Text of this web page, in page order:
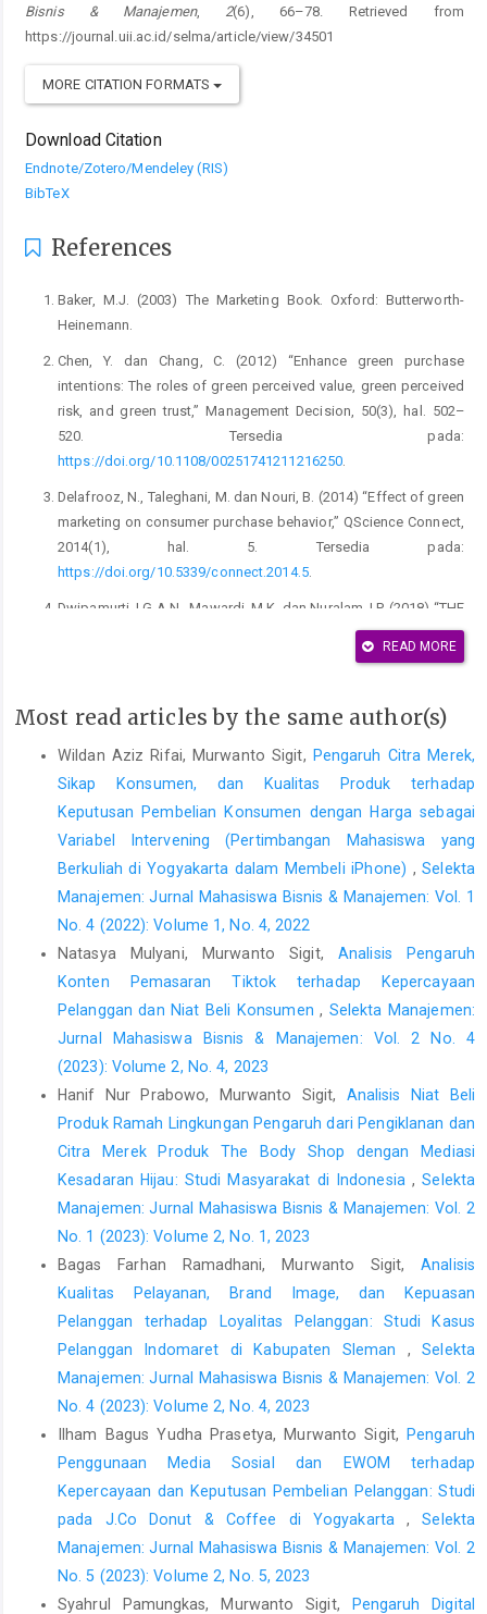
Bisnis & Manajemen, 2(6), 66–78. Retrieved from
https://journal.uii.ac.id/selma/article/view/34501
MORE CITATION FORMATS
Download Citation
Endnote/Zotero/Mendeley (RIS)
BibTeX
References
Baker, M.J. (2003) The Marketing Book. Oxford: Butterworth-
Heinemann.
Chen, Y. dan Chang, C. (2012) “Enhance green purchase
intentions: The roles of green perceived value, green perceived
risk, and green trust,” Management Decision, 50(3), hal. 502–
520. Tersedia pada:
https://doi.org/10.1108/00251741211216250.
Delafrooz, N., Taleghani, M. dan Nouri, B. (2014) “Effect of green
marketing on consumer purchase behavior,” QScience Connect,
2014(1), hal. 5. Tersedia pada:
https://doi.org/10.5339/connect.2014.5.
Dwipamurti, I.G.A.N., Mawardi, M.K. dan Nuralam, I.P. (2018) “THE
EFFECT OF GREEN MARKETING ON BRAND IMAGE AND
PURCHASE DECISION (Study on Consumer of Starbucks Café
57–64.
Examining the interactions between the organic label, product
type, and retail outlet,” Food Quality and Preference, 49, hal.
140–150. Tersedia pada:
https://doi.org/10.1016/j.foodqual.2015.11.013.
Gao, Y. (Lisa), Mattila, A.S. dan Lee, S. (2016) “A meta-analysis
of behavioral intentions for environment-friendly initiatives in
hospitality research,” International Journal of Hospitality
Management, 54, hal. 107–115. Tersedia pada:
https://doi.org/10.1016/j.ijhm.2016.01.010.
Genoveva Genoveva dan Samukti, D.R. (2020) “Green Marketing:
Strengthen the Brand Image and Increase the Consumers’
Purchase Decision,” MIX: Jurnal Ilmiah Manajemen, 10(3), hal.
367–384. Tersedia pada:
https://doi.org/10.22441/mix.2020.v10i3.004.
Gupta, S. dan Kumar, V. (2013) “Sustainability as corporate
culture of a brand for superior performance,” Journal of World
Business, 48(3), hal. 311–320. Tersedia pada:
https://doi.org/10.1016/j.jwb.2012.07.015
Hair, J.F. et al. (2014) Multivariate Data Analysis. 7 ed. Upper
Saddle River: Pearson Education.
Hien, N.N. et al. (2020) “The effect of country-of-origin image on
purchase intention: The mediating role of brand image and
brand evaluation,” Management Science Letters, 10(6), hal.
1205–1212. Tersedia pada:
https://doi.org/10.5267/j.msl.2019.11.038
Jasmani, J. dan Sunarsi, D. (2020) “The Influence of Product Mix,
Promotion Mix and Brand Image on Consumer Purchasing
Decisions of Sari Roti Products in South Tangerang,” PINISI
https://doi.org/10.26858/pdr.v1i1.13409
Kotler, P. dan Keller, K.L. (2016) Marketing Management. 15th ed.
READ MORE
Most read articles by the same author(s)
Wildan Aziz Rifai, Murwanto Sigit, Pengaruh Citra Merek,
Sikap Konsumen, dan Kualitas Produk terhadap
Keputusan Pembelian Konsumen dengan Harga sebagai
Variabel Intervening (Pertimbangan Mahasiswa yang
Berkuliah di Yogyakarta dalam Membeli iPhone) ,Selekta
Manajemen: Jurnal Mahasiswa Bisnis & Manajemen: Vol. 1
No. 4 (2022): Volume 1, No. 4, 2022
Natasya Mulyani, Murwanto Sigit,Analisis Pengaruh
Konten Pemasaran Tiktok terhadap Kepercayaan
Pelanggan dan Niat Beli Konsumen, Selekta Manajemen:
Jurnal Mahasiswa Bisnis & Manajemen: Vol. 2 No. 4
(2023): Volume 2, No. 4, 2023
Hanif Nur Prabowo, Murwanto Sigit, Analisis Niat Beli
Produk Ramah Lingkungan Pengaruh dari Pengiklanan dan
Citra Merek Produk The Body Shop dengan Mediasi
Kesadaran Hijau: Studi Masyarakat di Indonesia,Selekta
Manajemen: Jurnal Mahasiswa Bisnis & Manajemen: Vol. 2
No. 1 (2023): Volume 2, No. 1, 2023
Bagas Farhan Ramadhani, Murwanto Sigit,Analisis
Kualitas Pelayanan, Brand Image, dan Kepuasan
Pelanggan terhadap Loyalitas Pelanggan: Studi Kasus
Pelanggan Indomaret di Kabupaten Sleman ,Selekta
Manajemen: Jurnal Mahasiswa Bisnis & Manajemen: Vol. 2
No. 4 (2023): Volume 2, No. 4, 2023
Ilham Bagus Yudha Prasetya, Murwanto Sigit,
Pengaruh
Penggunaan Media Sosial dan EWOM terhadap
Kepercayaan dan Keputusan Pembelian Pelanggan: Studi
pada J.Co Donut & Coffee di Yogyakarta,Selekta
Manajemen: Jurnal Mahasiswa Bisnis & Manajemen: Vol. 2
No. 5 (2023): Volume 2, No. 5, 2023
Syahrul Pamungkas, Murwanto Sigit,
Pengaruh Digital